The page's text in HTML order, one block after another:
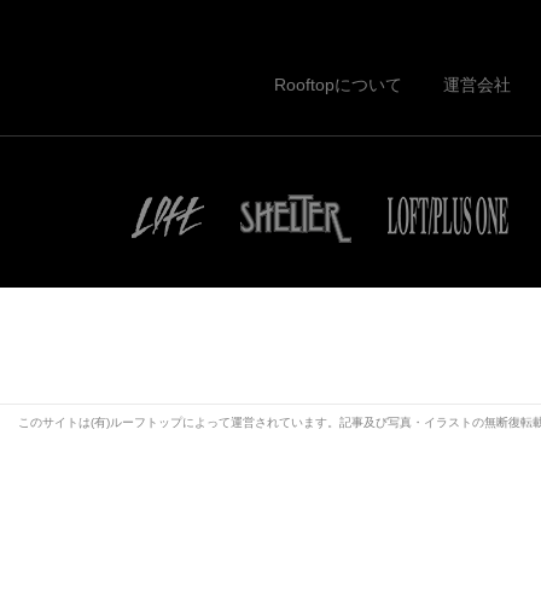
Rooftopについて 運営会社
このサイトは(有)ルーフトップによって運営されています。記事及び写真・イラストの無断復転